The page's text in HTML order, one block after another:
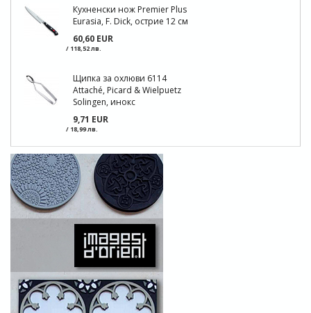
Кухненски нож Premier Plus
Eurasia, F. Dick, острие 12 см
60,60 EUR
/ 118,52 лв.
Щипка за охлюви 6114
Attaché, Picard & Wielpuetz
Solingen, инокс
9,71 EUR
/ 18,99 лв.